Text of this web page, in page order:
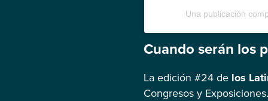
Una publicación
Cuando serán los
La edición #24 de los
Congresos y Exposiciones.